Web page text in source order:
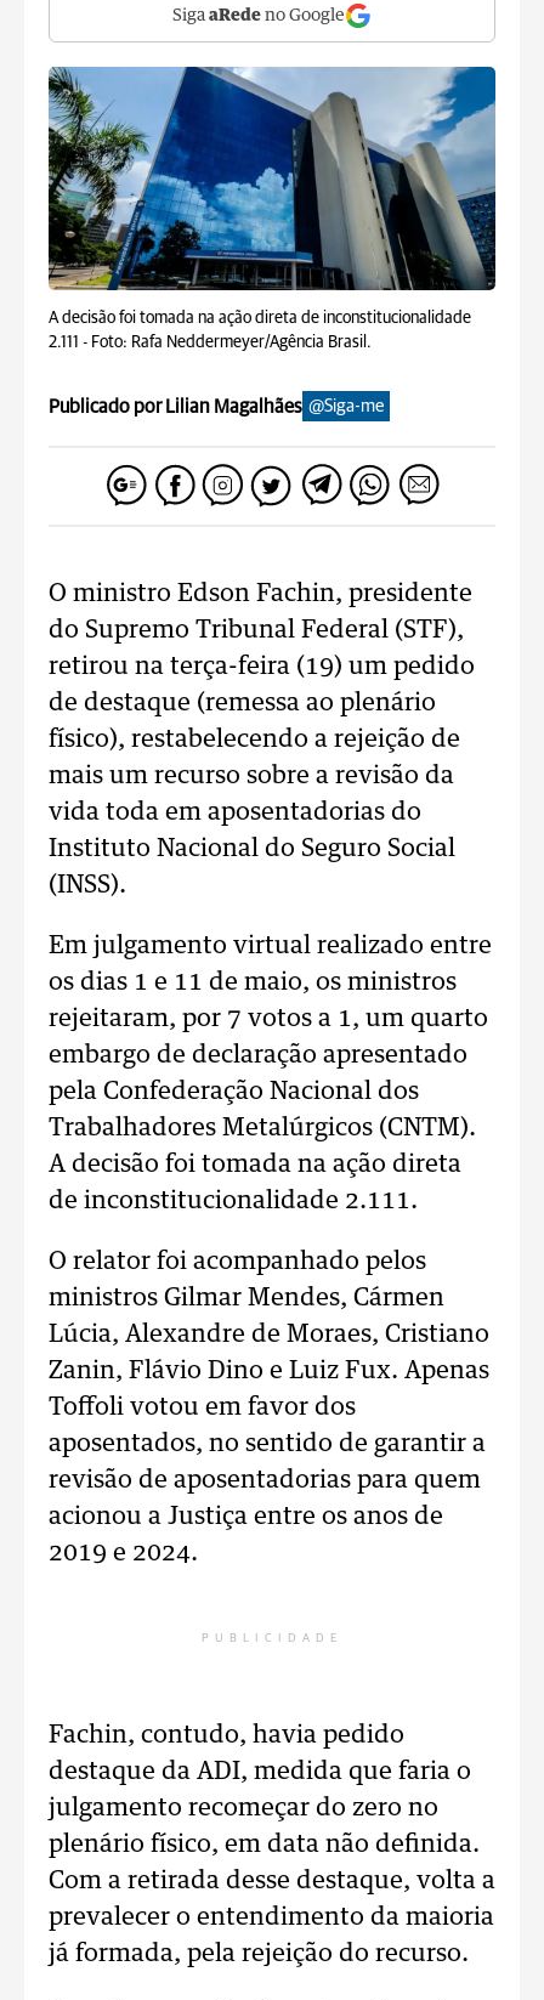
Siga aRede no Google
A decisão foi tomada na ação direta de inconstitucionalidade
2.111 - Foto: Rafa Neddermeyer/Agência Brasil.
Publicado por Lilian Magalhães @Siga-me
O ministro Edson Fachin, presidente
do Supremo Tribunal Federal (STF),
retirou na terça-feira (19) um pedido
de destaque (remessa ao plenário
físico), restabelecendo a rejeição de
mais um recurso sobre a revisão da
vida toda em aposentadorias do
Instituto Nacional do Seguro Social
(INSS).
Em julgamento virtual realizado entre
os dias 1 e 11 de maio, os ministros
rejeitaram, por 7 votos a 1, um quarto
embargo de declaração apresentado
pela Confederação Nacional dos
Trabalhadores Metalúrgicos (CNTM).
A decisão foi tomada na ação direta
de inconstitucionalidade 2.111.
O relator foi acompanhado pelos
ministros Gilmar Mendes, Cármen
Lúcia, Alexandre de Moraes, Cristiano
Zanin, Flávio Dino e Luiz Fux. Apenas
Toffoli votou em favor dos
aposentados, no sentido de garantir a
revisão de aposentadorias para quem
acionou a Justiça entre os anos de
2019 e 2024.
PUBLICIDADE
Fachin, contudo, havia pedido
destaque da ADI, medida que faria o
julgamento recomeçar do zero no
plenário físico, em data não definida.
Com a retirada desse destaque, volta a
prevalecer o entendimento da maioria
já formada, pela rejeição do recurso.